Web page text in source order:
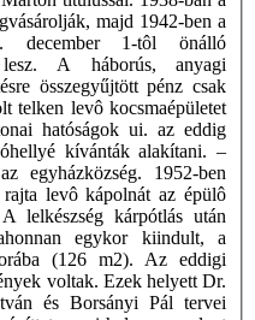
majd 1942-ben a
december 1-tôl önálló
lesz. A háborús, anyagi
összegyűjtött pénz csak
telken levô kocsmaépületet
hatóságok ui. az eddig
kívánták alakítani. –
egyházközség. 1952-ben
levô kápolnát az épülô
lelkészség kárpótlás után
egykor kiindult, a
(126 m2). Az eddigi
voltak. Ezek helyett Dr.
és Borsányi Pál tervei